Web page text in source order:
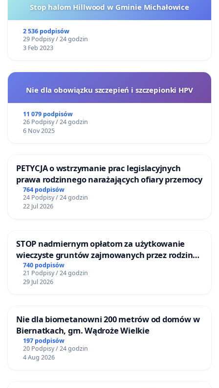
Stop halom Hillwood w Gminie Michałowice
2 536 podpisów
29 Podpisy / 24 godzin
3 Feb 2023
Nie dla obowiązku szczepień i szczepionki HPV
11 079 podpisów
26 Podpisy / 24 godzin
6 Nov 2025
PETYCJA o wstrzymanie prac legislacyjnych
prawa rodzinnego narażających ofiary przemocy
764 podpisów
24 Podpisy / 24 godzin
22 Jul 2026
STOP nadmiernym opłatom za użytkowanie
wieczyste gruntów zajmowanych przez rodzinne
ogrody działkowe.
740 podpisów
21 Podpisy / 24 godzin
29 Jul 2026
Nie dla biometanowni 200 metrów od domów w
Biernatkach, gm. Wądroże Wielkie
197 podpisów
20 Podpisy / 24 godzin
4 Aug 2026